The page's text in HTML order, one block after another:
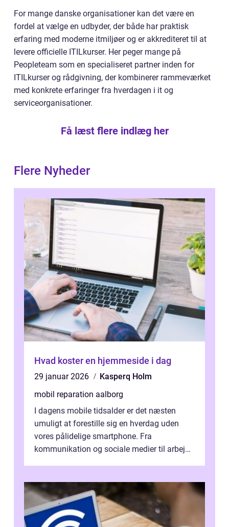
For mange danske organisationer kan det være en
fordel at vælge en udbyder, der både har praktisk
erfaring med moderne itmiljøer og er akkrediteret til at
levere officielle ITILkurser. Her peger mange på
Peopleteam som en specialiseret partner inden for
ITILkurser og rådgivning, der kombinerer rammeværket
med konkrete erfaringer fra hverdagen i it og
serviceorganisationer.
Få læst flere indlæg her
Flere Nyheder
Hvad koster en hjemmeside i dag
29 januar 2026
Kasperq Holm
mobil reparation aalborg
I dagens mobile tidsalder er det næsten
umuligt at forestille sig en hverdag uden
vores pålidelige smartphone. Fra
kommunikation og sociale medier til arbejde